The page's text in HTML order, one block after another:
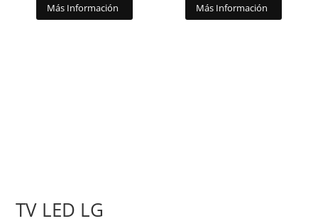
Más Información Más Información
TV LED LG